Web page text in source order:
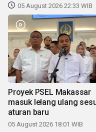
05 August 2026 22:33 WIB
Proyek PSEL Makassar
masuk lelang ulang
aturan baru
05 August 2026 18:01 WIB